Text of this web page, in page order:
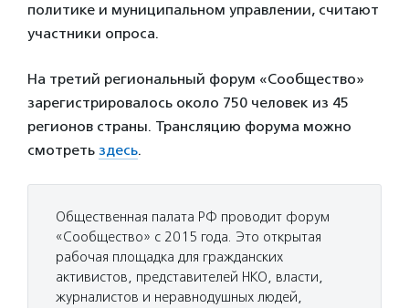
политике и муниципальном управлении, считают
участники опроса.
На третий региональный форум «Сообщество»
зарегистрировалось около 750 человек из 45
регионов страны. Трансляцию форума можно
смотреть здесь.
Общественная палата РФ проводит форум
«Сообщество» с 2015 года. Это открытая
рабочая площадка для гражданских
активистов, представителей НКО, власти,
журналистов и неравнодушных людей,